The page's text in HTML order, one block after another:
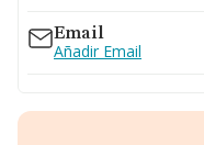
Email
Añadir Email